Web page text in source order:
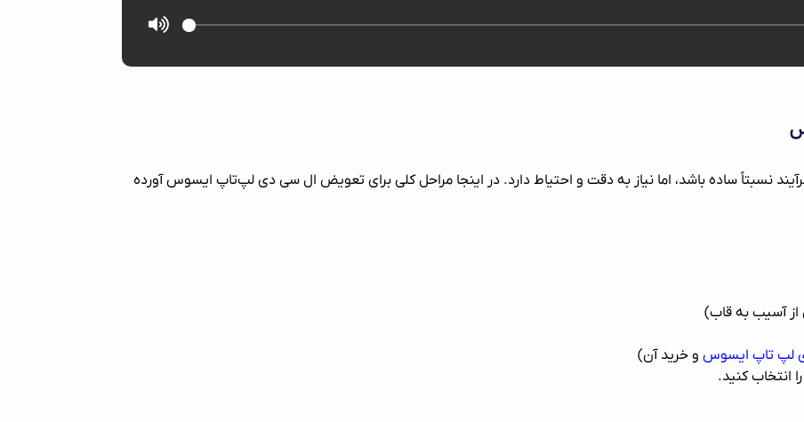
نسبتاً ساده باشد، اما نیاز به دقت و احتیاط دارد. در اینجا مراحل کلی برای تعویض ال سی دی لپ‌تاپ ایسوس آورده
از آسیب به قاب)
لپ تاپ ایسوس و خرید آن)
انتخاب کنید.